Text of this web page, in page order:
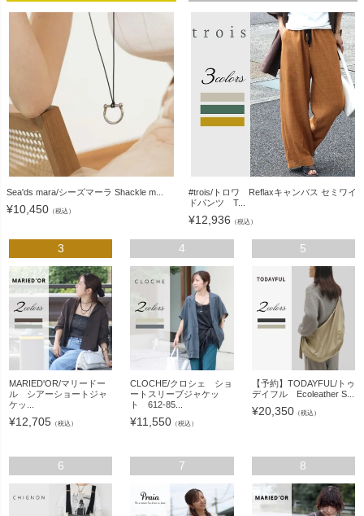
Sea'ds mara/シーズマーラ Shackle m...
¥10,450 （税込）
#trois/トロワ Reflaxキャンバス セミワイ
ドパンツ T...
¥12,936 （税込）
3
MARIED'OR/マリードー
ル シアーショートジャ
ケッ...
¥12,705 （税込）
4
CLOCHE/クロシェ ショ
ートスリーブジャケッ
ト 612-85...
¥11,550 （税込）
5
【予約】TODAYFUL/トゥ
デイフル Ecoleather S...
¥20,350（税込）
6 7 8